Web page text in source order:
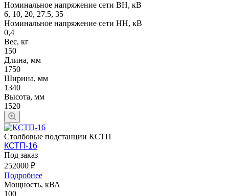
Номинальное напряжение сети ВН, кВ
6, 10, 20, 27.5, 35
Номинальное напряжение сети НН, кВ
0,4
Вес, кг
150
Длина, мм
1750
Ширина, мм
1340
Высота, мм
1520
Столбовые подстанции КСТП
КСТП-16
Под заказ
252000 ₽
Подробнее
Мощность, кВА
100